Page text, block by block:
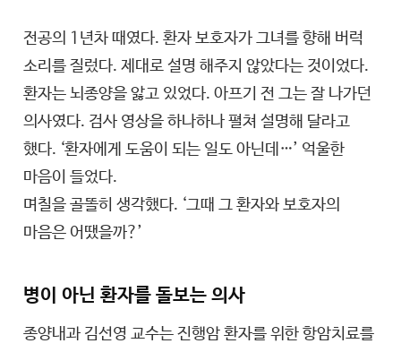
전공의 1년차 때였다. 환자 보호자가 그녀를 향해 버럭
소리를 질렀다. 제대로 설명 해주지 않았다는 것이었다.
환자는 뇌종양을 앓고 있었다. 아프기 전 그는 잘 나가던
의사였다. 검사 영상을 하나하나 펼쳐 설명해 달라고
했다. ‘환자에게 도움이 되는 일도 아닌데…’ 억울한
마음이 들었다.
며칠을 골똘히 생각했다. ‘그때 그 환자와 보호자의
마음은 어땠을까?’
병이 아닌 환자를 돌보는 의사
종양내과 김선영 교수는 진행암 환자를 위한 항암치료를